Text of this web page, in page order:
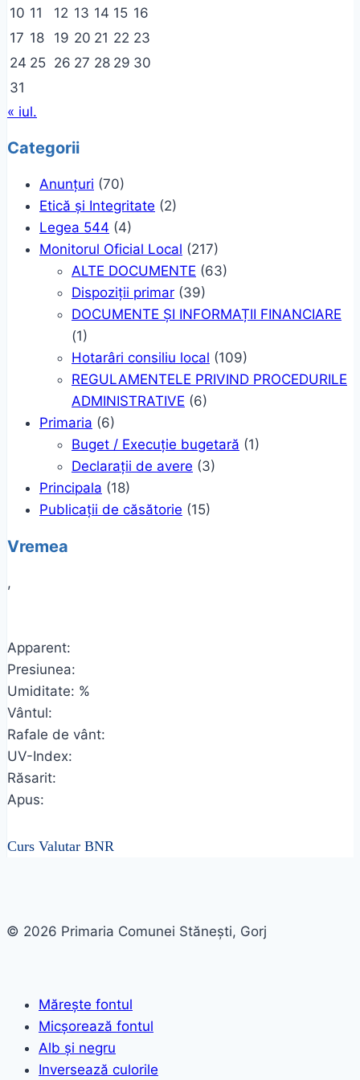
10 11 12 13 14 15 16
17 18 19 20 21 22 23
24 25 26 27 28 29 30
31
« iul.
Categorii
Anunțuri (70)
Etică și Integritate (2)
Legea 544 (4)
Monitorul Oficial Local (217)
ALTE DOCUMENTE (63)
Dispoziții primar (39)
DOCUMENTE ȘI INFORMAȚII FINANCIARE
(1)
Hotarâri consiliu local (109)
REGULAMENTELE PRIVIND PROCEDURILE
ADMINISTRATIVE (6)
Primaria (6)
Buget / Execuție bugetară (1)
Declarații de avere (3)
Principala (18)
Publicații de căsătorie (15)
Vremea
,
Apparent:
Presiunea:
Umiditate: %
Vântul:
Rafale de vânt:
UV-Index:
Răsarit:
Apus:
Curs Valutar BNR
© 2026 Primaria Comunei Stănești, Gorj
Mărește fontul
Micșorează fontul
Alb și negru
Inversează culorile